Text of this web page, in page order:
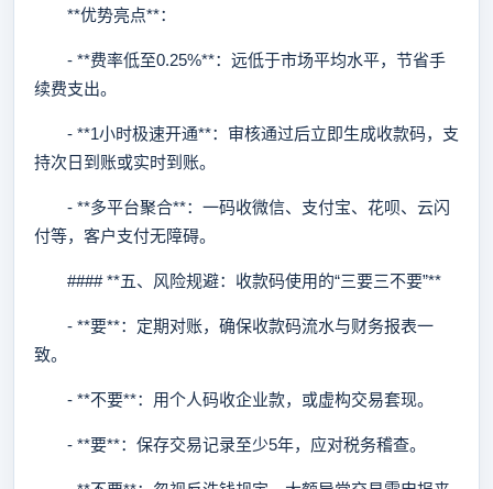
**优势亮点**：
- **费率低至0.25%**：远低于市场平均水平，节省手
续费支出。
- **1小时极速开通**：审核通过后立即生成收款码，支
持次日到账或实时到账。
- **多平台聚合**：一码收微信、支付宝、花呗、云闪
付等，客户支付无障碍。
#### **五、风险规避：收款码使用的“三要三不要”**
- **要**：定期对账，确保收款码流水与财务报表一
致。
- **不要**：用个人码收企业款，或虚构交易套现。
- **要**：保存交易记录至少5年，应对税务稽查。